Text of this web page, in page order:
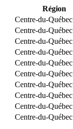
Région
Centre-du-Québec
Centre-du-Québec
Centre-du-Québec
Centre-du-Québec
Centre-du-Québec
Centre-du-Québec
Centre-du-Québec
Centre-du-Québec
Centre-du-Québec
Centre-du-Québec